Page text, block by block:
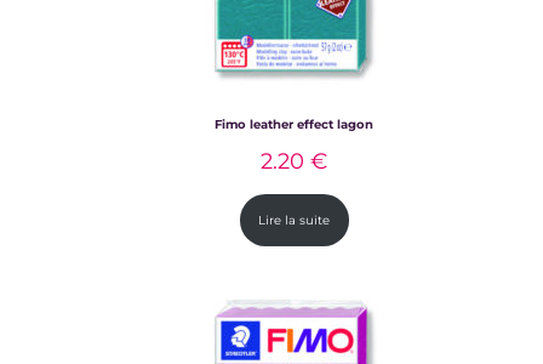
Fimo leather effect lagon
2.20€
Lire la suite